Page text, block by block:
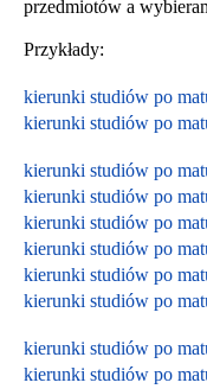
przedmiotów a
Przykłady:
kierunki studiów po
kierunki studiów po
kierunki studiów po
kierunki studiów po
kierunki studiów po
kierunki studiów po
kierunki studiów po
kierunki studiów po
kierunki studiów po
kierunki studiów po